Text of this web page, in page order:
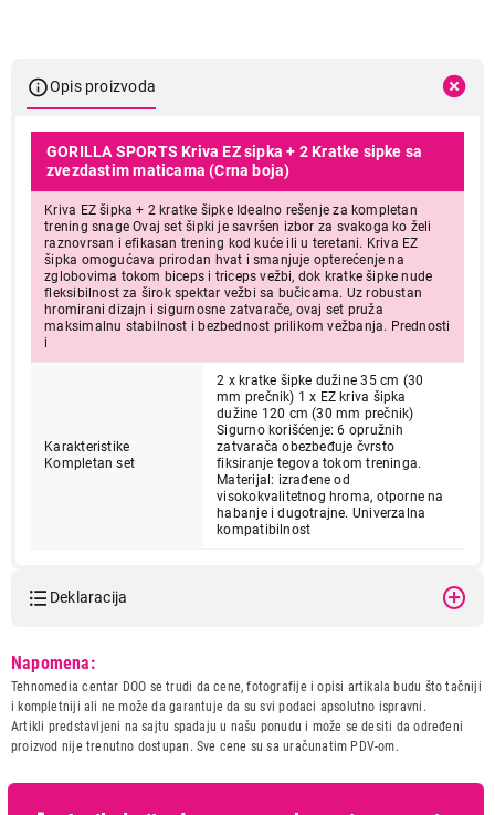
Opis proizvoda
GORILLA SPORTS Kriva EZ sipka + 2 Kratke sipke sa
zvezdastim maticama (Crna boja)
Kriva EZ šipka + 2 kratke šipke Idealno rešenje za kompletan
trening snage Ovaj set šipki je savršen izbor za svakoga ko želi
raznovrsan i efikasan trening kod kuće ili u teretani. Kriva EZ
šipka omogućava prirodan hvat i smanjuje opterećenje na
zglobovima tokom biceps i triceps vežbi, dok kratke šipke nude
fleksibilnost za širok spektar vežbi sa bučicama. Uz robustan
hromirani dizajn i sigurnosne zatvarače, ovaj set pruža
maksimalnu stabilnost i bezbednost prilikom vežbanja. Prednosti
i
Karakteristike
Kompletan set
2 x kratke šipke dužine 35 cm (30
mm prečnik) 1 x EZ kriva šipka
dužine 120 cm (30 mm prečnik)
Sigurno korišćenje: 6 opružnih
zatvarača obezbeđuje čvrsto
fiksiranje tegova tokom treninga.
Materijal: izrađene od
visokokvalitetnog hroma, otporne na
habanje i dugotrajne. Univerzalna
kompatibilnost
Deklaracija
zvezdastim maticama (Crna
boja)
Naziv i vrsta robe:
FITNES OPREMA
Napomena:
Tehnomedia centar DOO se trudi da cene, fotografije i opisi artikala budu što tačniji
i kompletniji ali ne može da garantuje da su svi podaci apsolutno ispravni.
Artikli predstavljeni na sajtu spadaju u našu ponudu i može se desiti da određeni
proizvod nije trenutno dostupan. Sve cene su sa uračunatim PDV-om.